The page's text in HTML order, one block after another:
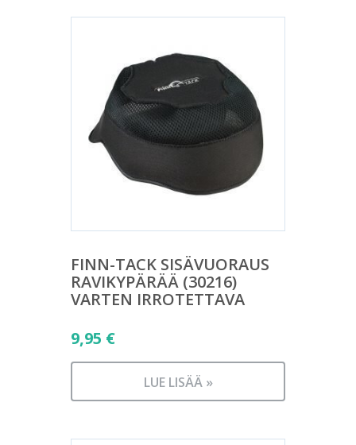
FINN-TACK SISÄVUORAUS
RAVIKYPÄRÄÄ (30216)
VARTEN IRROTETTAVA
9,95 €
LUE LISÄÄ »